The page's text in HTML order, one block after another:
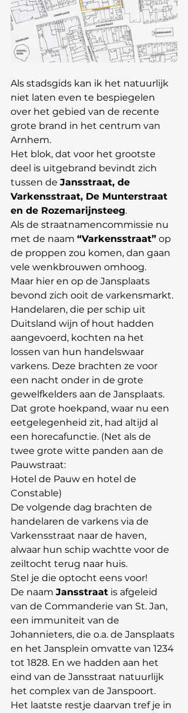
Als stadsgids kan ik het natuurlijk
niet laten even te bespiegelen
over het gebied van de recente
grote brand in het centrum van
Arnhem.
Het blok, dat voor het grootste
deel is uitgebrand bevindt zich
tussen de Jansstraat, de
Varkensstraat, De Munterstraat
en de Rozemarijnsteeg.
Als de straatnamencommissie nu
met de naam “Varkensstraat” op
de proppen zou komen, dan gaan
vele wenkbrouwen omhoog.
Maar hier en op de Jansplaats
bevond zich ooit de varkensmarkt.
Handelaren, die per schip uit
Duitsland wijn of hout hadden
aangevoerd, kochten na het
lossen van hun handelswaar
varkens. Deze brachten ze voor
een nacht onder in de grote
gewelfkelders aan de Jansplaats.
Dat grote hoekpand, waar nu een
eetgelegenheid zit, had altijd al
een horecafunctie. (Net als de
twee grote witte panden aan de
Pauwstraat:
Hotel de Pauw en hotel de
Constable)
De volgende dag brachten de
handelaren de varkens via de
Varkensstraat naar de haven,
alwaar hun schip wachtte voor de
zeiltocht terug naar huis.
Stel je die optocht eens voor!
De naam Jansstraat is afgeleid
van de Commanderie van St. Jan,
een immuniteit van de
Johannieters, die o.a. de Jansplaats
en het Jansplein omvatte van 1234
tot 1828. En we hadden aan het
eind van de Jansstraat natuurlijk
het complex van de Janspoort.
Het laatste restje daarvan tref je in